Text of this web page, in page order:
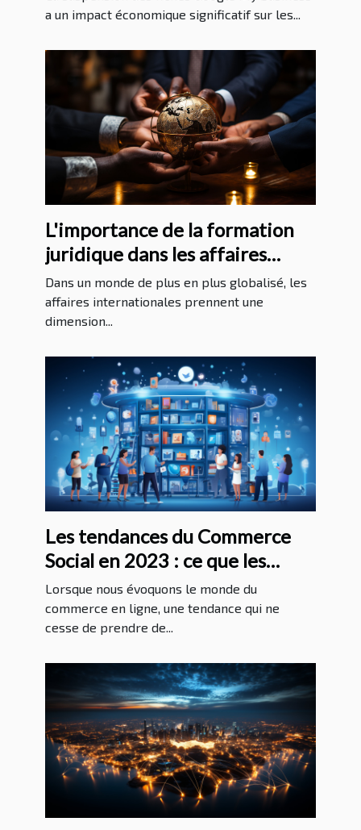
a un impact économique significatif sur les...
L'importance de la formation
juridique dans les affaires
internationales
Dans un monde de plus en plus globalisé, les
affaires internationales prennent une
dimension...
Les tendances du Commerce
Social en 2023 : ce que les
entreprises doivent savoir pour
réussir
Lorsque nous évoquons le monde du
commerce en ligne, une tendance qui ne
cesse de prendre de...